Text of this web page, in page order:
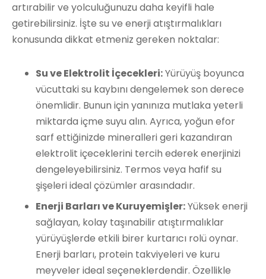
artırabilir ve yolculuğunuzu daha keyifli hale
getirebilirsiniz. İşte su ve enerji atıştırmalıkları
konusunda dikkat etmeniz gereken noktalar:
Su ve Elektrolit İçecekleri:Yürüyüş boyunca
vücuttaki su kaybını dengelemek son derece
önemlidir. Bunun için yanınıza mutlaka yeterli
miktarda içme suyu alın. Ayrıca, yoğun efor
sarf ettiğinizde mineralleri geri kazandıran
elektrolit içeceklerini tercih ederek enerjinizi
dengeleyebilirsiniz. Termos veya hafif su
şişeleri ideal çözümler arasındadır.
Enerji Barları ve Kuruyemişler:Yüksek enerji
sağlayan, kolay taşınabilir atıştırmalıklar
yürüyüşlerde etkili birer kurtarıcı rolü oynar.
Enerji barları, protein takviyeleri ve kuru
meyveler ideal seçeneklerdendir. Özellikle